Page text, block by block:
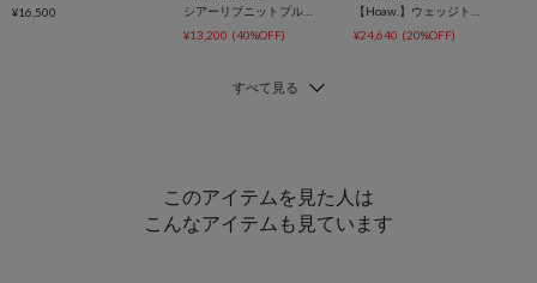
¥16,500
シアーリブニットプルオーバー
¥13,200 (40%OFF)
¥24,640 (20%OFF)
このアイテムを見た人は
こんなアイテムも見ています